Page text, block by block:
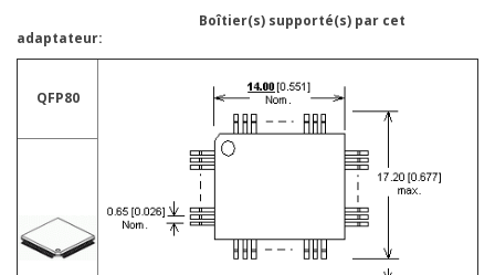
Boîtier(s) supporté(s) par cet
adaptateur:
QFP80